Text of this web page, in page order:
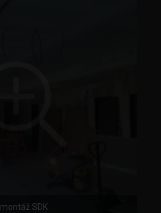
montáž SDK